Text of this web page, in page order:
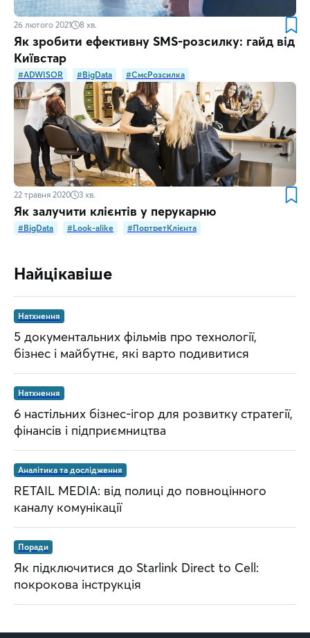
26 лютого 2021 8 хв.
Як зробити ефективну SMS-розсилку: гайд від
Київстар
#ADWISOR #BigData #СмсРозсилка
22 травня 2020 3 хв.
Як залучити клієнтів у перукарню
#BigData #Look-alike #ПортретКлієнта
Найцікавіше
Натхнення
5 документальних фільмів про технології,
бізнес і майбутнє, які варто подивитися
Натхнення
6 настільних бізнес-ігор для розвитку стратегії,
фінансів і підприємництва
Аналітика та дослідження
RETAIL MEDIA: від полиці до повноцінного
каналу комунікації
Поради
Як підключитися до Starlink Direct to Cell:
покрокова інструкція